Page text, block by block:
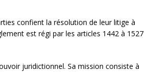
confient la résolution de leur litige à
est régi par les articles 1442 à 1527
juridictionnel. Sa mission consiste à